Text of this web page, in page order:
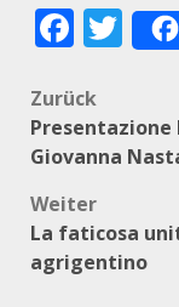
Zurück
Presentazione
Giovanna
Weiter
La faticosa
agrigentino